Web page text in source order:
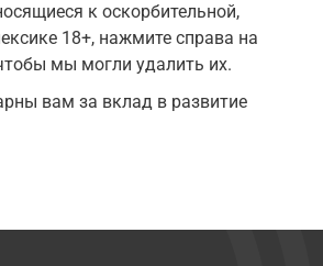
к оскорбительной,
18+, нажмите справа на
мы могли удалить их.
вам за вклад в развитие